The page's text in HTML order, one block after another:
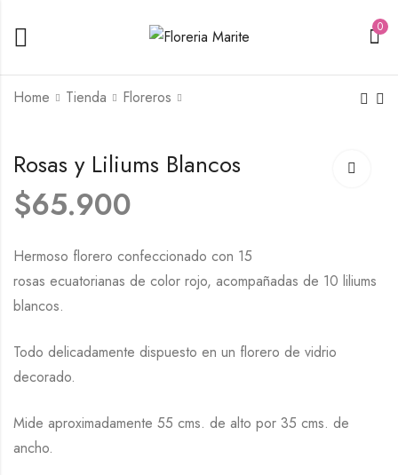
0
Home Tienda Floreros
Rosas y Liliums Blancos
$65.900
Hermoso florero confeccionado con 15
rosas ecuatorianas de color rojo, acompañadas de 10 liliums
blancos.
Todo delicadamente dispuesto en un florero de vidrio
decorado.
Mide aproximadamente 55 cms. de alto por 35 cms. de
ancho.